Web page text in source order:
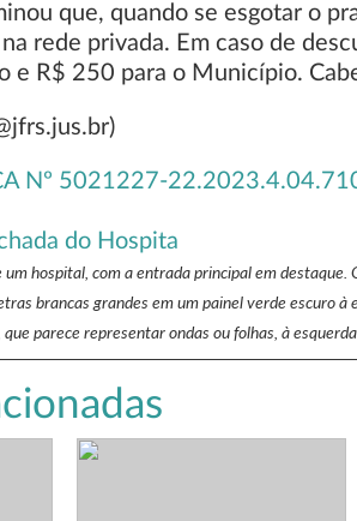
que, quando se esgotar o
rede privada. Em caso de
e R$ 250 para o Município.
Nº 5021227-
hospital, com a entrada principal em destaque.
brancas grandes em um painel verde escuro à
parece representar ondas ou folhas, à esquerda